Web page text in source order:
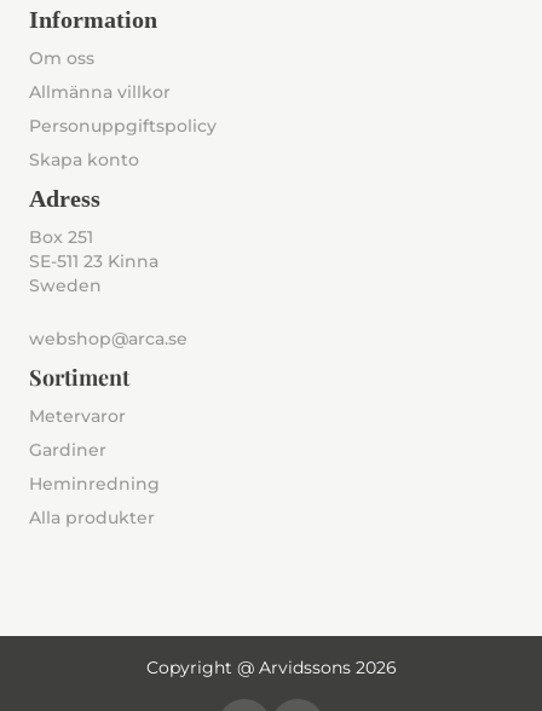
Information
Om oss
Allmänna villkor
Personuppgiftspolicy
Skapa konto
Adress
Box 251
SE-511 23 Kinna
Sweden
webshop@arca.se
Sortiment
Metervaror
Gardiner
Heminredning
Alla produkter
Copyright @ Arvidssons 2026